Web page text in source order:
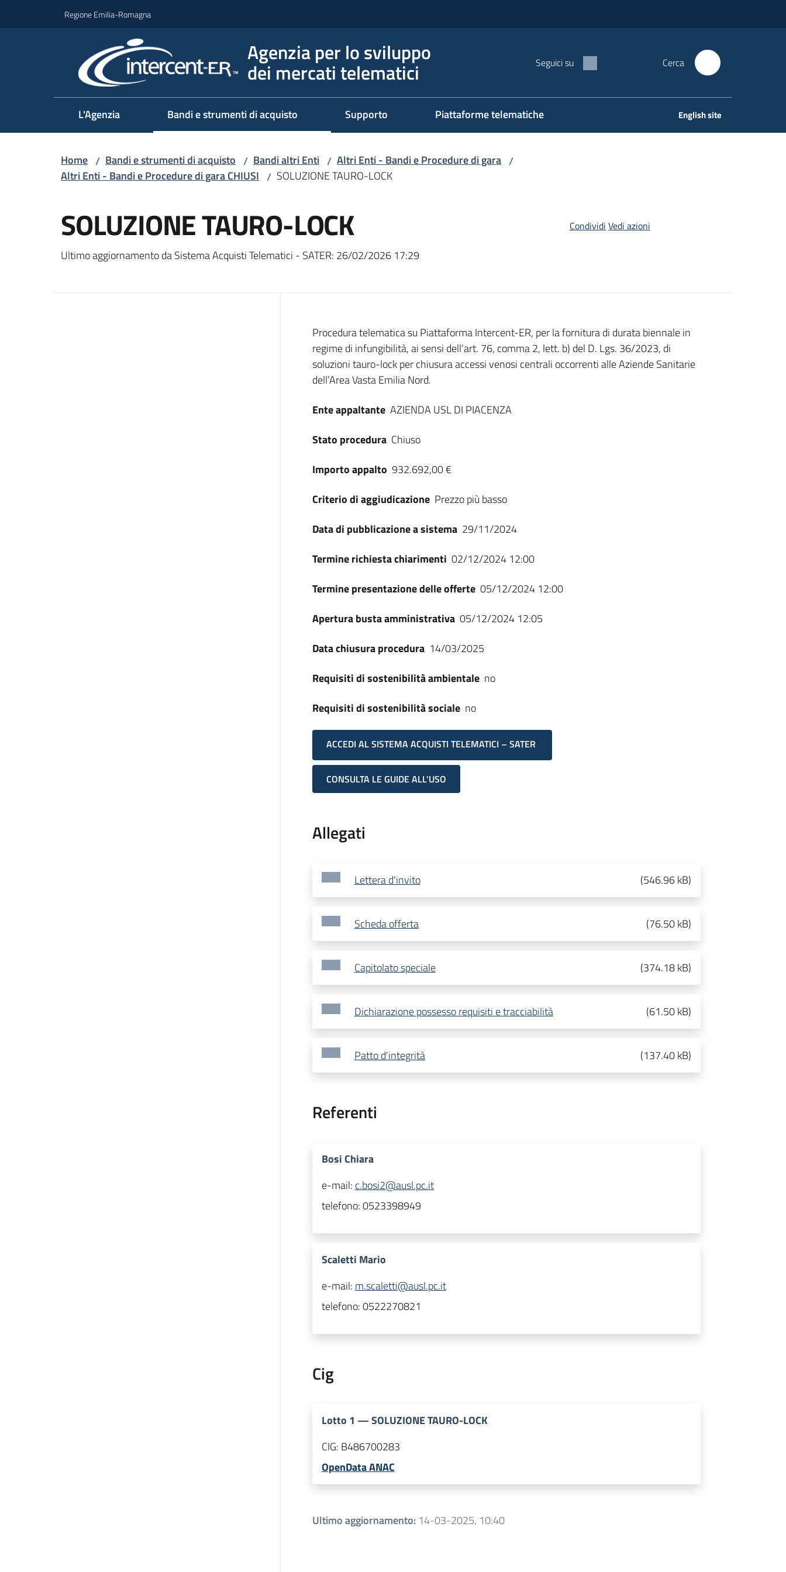
Regione Emilia-Romagna
Agenzia per lo sviluppo
dei mercati telematici Seguici su Cerca
L'Agenzia Bandi e strumenti di acquisto Supporto Piattaforme telematiche English site
Home / Bandi e strumenti di acquisto / Bandi altri Enti / Altri Enti - Bandi e Procedure di gara /
Altri Enti - Bandi e Procedure di gara CHIUSI / SOLUZIONE TAURO-LOCK
SOLUZIONE TAURO-LOCK
Ultimo aggiornamento da Sistema Acquisti Telematici - SATER: 26/02/2026 17:29
Condividi Vedi azioni
Dati del bando
Procedura telematica su Piattaforma Intercent-ER, per la fornitura di durata biennale in
regime di infungibilità, ai sensi dell’art. 76, comma 2, lett. b) del D. Lgs. 36/2023, di
soluzioni tauro-lock per chiusura accessi venosi centrali occorrenti alle Aziende Sanitarie
dell’Area Vasta Emilia Nord.
Ente appaltante AZIENDA USL DI PIACENZA
Stato procedura Chiuso
Importo appalto 932.692,00 €
Criterio di aggiudicazione Prezzo più basso
Data di pubblicazione a sistema 29/11/2024
Termine richiesta chiarimenti 02/12/2024 12:00
Termine presentazione delle offerte 05/12/2024 12:00
Apertura busta amministrativa 05/12/2024 12:05
Data chiusura procedura 14/03/2025
Requisiti di sostenibilità ambientale no
Requisiti di sostenibilità sociale no
ACCEDI AL SISTEMA ACQUISTI TELEMATICI – SATER
CONSULTA LE GUIDE ALL'USO
Allegati
Lettera d'invito (546.96 kB)
Scheda offerta (76.50 kB)
Capitolato speciale (374.18 kB)
Dichiarazione possesso requisiti e tracciabilità (61.50 kB)
Patto d'integrità (137.40 kB)
Referenti
Bosi Chiara
e-mail: c.bosi2@ausl.pc.it
telefono:0523398949
Scaletti Mario
e-mail: m.scaletti@ausl.pc.it
telefono:0522270821
Cig
Lotto 1 —SOLUZIONE TAURO-LOCK
CIG: B486700283
OpenData ANAC
Ultimo aggiornamento: 14-03-2025, 10:40